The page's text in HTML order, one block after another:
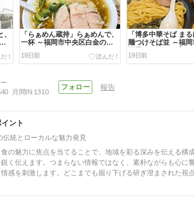
「らぁめん蔵持」らぁめんで、
一杯 ～福岡市中央区白金のラ
ーメン店
19日前
「博多中華そば ま
麺つけそば並 ～福岡
平尾のラーメン店
19日前
ン
月間IN:1310
報告
ント
伝統とローカルな魅力発見
の魅力に焦点を当てることで、地域を彩る深みを伝える構
く伝えます。つまらない情報ではなく、素朴ながらも心に
感を刺激します。どこまでも掘り下げる研ぎ澄まされた視